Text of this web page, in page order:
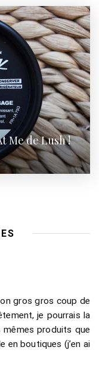
Me de Lush !
gros gros coup de
je pourrais la
mêmes produits que
en boutiques (j’en ai